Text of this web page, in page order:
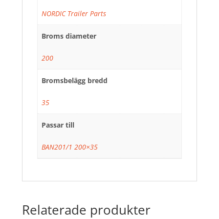
NORDIC Trailer Parts
Broms diameter
200
Bromsbelägg bredd
35
Passar till
BAN201/1 200×35
Relaterade produkter